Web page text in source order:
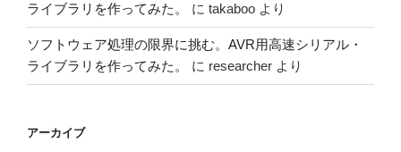
ライブラリを作ってみた。
に takaboo より
ソフトウェア処理の限界に挑む。AVR用高速シリアル・
ライブラリを作ってみた。
に researcher より
アーカイブ